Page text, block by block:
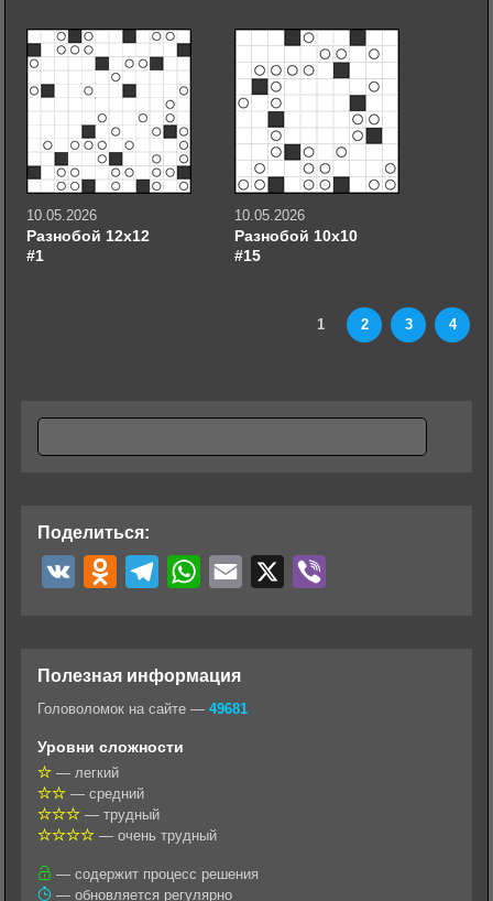
10.05.2026
Разнобой 12х12
#1
10.05.2026
Разнобой 10х10
#15
1 2 3 4
Поделиться:
o
k
a
s
s
n
e
g
W
t
l
Полезная информация
Головоломок на сайте — 49681
Уровни сложности
— легкий
— средний
— трудный
— очень трудный
— содержит процесс решения
— обновляется регулярно